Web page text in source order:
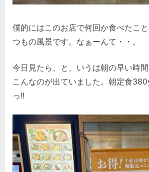
僕的にはこのお店で何回か食べたこ
つもの風景です。なぁーんて・・。
今日見たら、と、いうは朝の早い時
こんなのが出ていました。朝定食
っ!!